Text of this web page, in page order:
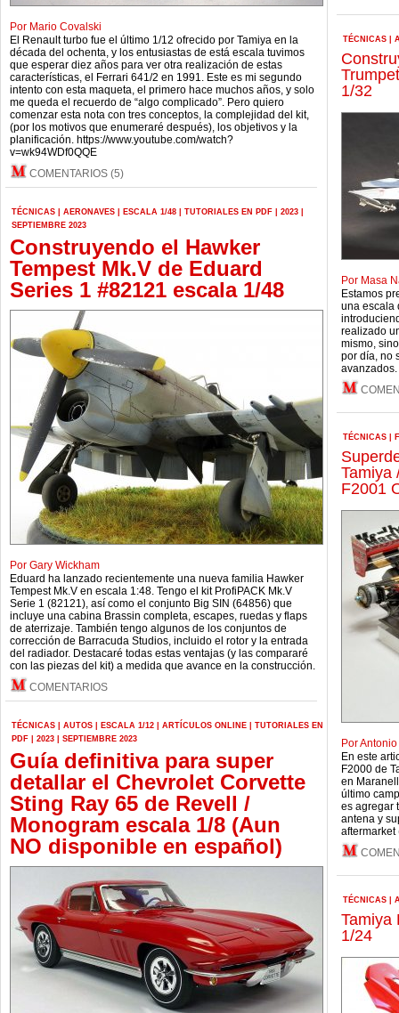
Por Mario Covalski
El Renault turbo fue el último 1/12 ofrecido por Tamiya en la
década del ochenta, y los entusiastas de está escala tuvimos
que esperar diez años para ver otra realización de estas
características, el Ferrari 641/2 en 1991. Este es mi segundo
intento con esta maqueta, el primero hace muchos años, y solo
me queda el recuerdo de “algo complicado”. Pero quiero
comenzar esta nota con tres conceptos, la complejidad del kit,
(por los motivos que enumeraré después), los objetivos y la
planificación. https://www.youtube.com/watch?
v=wk94WDf0QQE
COMENTARIOS (5)
TÉCNICAS AERONAVES ESCALA 1/48 TUTORIALES EN PDF 2023
SEPTIEMBRE 2023
Construyendo el Hawker
Tempest Mk.V de Eduard
Series 1 #82121 escala 1/48
Por Gary Wickham
Eduard ha lanzado recientemente una nueva familia Hawker
Tempest Mk.V en escala 1:48. Tengo el kit ProfiPACK Mk.V
Serie 1 (82121), así como el conjunto Big SIN (64856) que
incluye una cabina Brassin completa, escapes, ruedas y flaps
de aterrizaje. También tengo algunos de los conjuntos de
corrección de Barracuda Studios, incluido el rotor y la entrada
del radiador. Destacaré todas estas ventajas (y las compararé
con las piezas del kit) a medida que avance en la construcción.
COMENTARIOS
TÉCNICAS AUTOS ESCALA 1/12 ARTÍCULOS ONLINE
TUTORIALES EN
PDF
2023 SEPTIEMBRE 2023
Guía definitiva para super
detallar el Chevrolet Corvette
Sting Ray 65 de Revell /
Monogram escala 1/8 (Aun
NO disponible en español)
TÉCNICAS
1/32
Por Masa
Estamos
una escala
realizado
mismo,
por día, no
avanzados.
TÉCNICAS
Tamiya
F2001
Por
En este
F2000 de
en
último
es agregar
antena y
aftermarket
TÉCNICAS
Tamiya
1/24